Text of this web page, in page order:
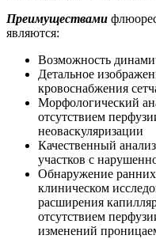
Преимуществами
являются:
Возможность
Детальное
кровоснабжения
Морфологический
отсутствием
неоваскуляризации
Качественный
участков с
Обнаружение
клиническом
расширения
отсутствием
изменений